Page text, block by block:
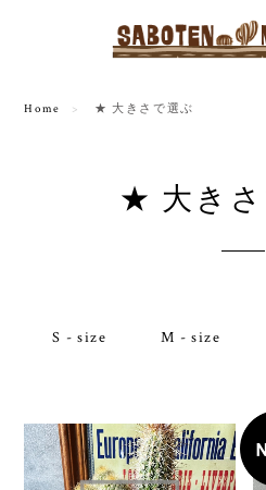
Home ★ 大きさで選ぶ
★ 大きさ
S - size M - size